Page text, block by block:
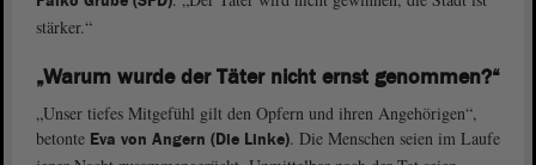
stärker.“
„Warum wurde der Täter nicht ernst genommen?“
„Unser tiefes Mitgefühl gilt den Opfern und ihren Angehörigen“,
betonte Eva von Angern (Die Linke). Die Menschen seien im Laufe